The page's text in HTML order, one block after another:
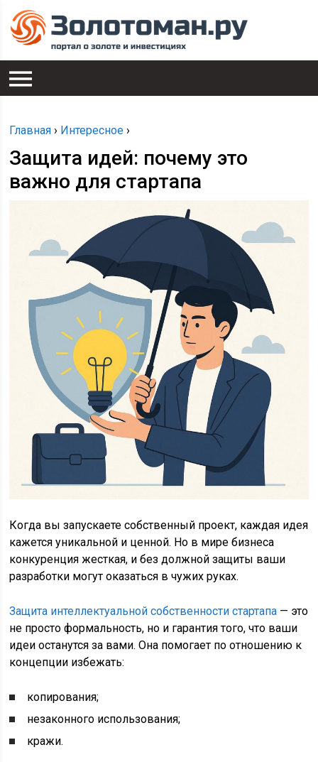
Главная › Интересное ›
Защита идей: почему это
важно для стартапа
Когда вы запускаете собственный проект, каждая идея
кажется уникальной и ценной. Но в мире бизнеса
конкуренция жесткая, и без должной защиты ваши
разработки могут оказаться в чужих руках.
Защита интеллектуальной собственности стартапа — это
не просто формальность, но и гарантия того, что ваши
идеи останутся за вами. Она помогает по отношению к
концепции избежать:
копирования;
незаконного использования;
кражи.